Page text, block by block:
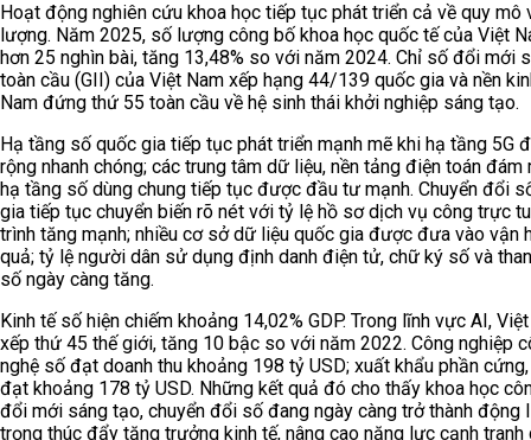
Hoạt động nghiên cứu khoa học tiếp tục phát triển cả về quy mô
lượng. Năm 2025, số lượng công bố khoa học quốc tế của Việt
hơn 25 nghìn bài, tăng 13,48% so với năm 2024. Chỉ số đổi mới
toàn cầu (GII) của Việt Nam xếp hạng 44/139 quốc gia và nền
Nam đứng thứ 55 toàn cầu về hệ sinh thái khởi nghiệp sáng tạo.
Hạ tầng số quốc gia tiếp tục phát triển mạnh mẽ khi hạ tầng 5G
rộng nhanh chóng; các trung tâm dữ liệu, nền tảng điện toán đám
hạ tầng số dùng chung tiếp tục được đầu tư mạnh. Chuyển đổi
gia tiếp tục chuyển biến rõ nét với tỷ lệ hồ sơ dịch vụ công trực
trình tăng mạnh; nhiều cơ sở dữ liệu quốc gia được đưa vào vận
quả; tỷ lệ người dân sử dụng định danh điện tử, chữ ký số và
số ngày càng tăng.
Kinh tế số hiện chiếm khoảng 14,02% GDP. Trong lĩnh vực AI,
xếp thứ 45 thế giới, tăng 10 bậc so với năm 2022. Công nghiệp
nghệ số đạt doanh thu khoảng 198 tỷ USD; xuất khẩu phần
đạt khoảng 178 tỷ USD. Những kết quả đó cho thấy khoa học
đổi mới sáng tạo, chuyển đổi số đang ngày càng trở thành động
trọng thúc đẩy tăng trưởng kinh tế, nâng cao năng lực cạnh tranh